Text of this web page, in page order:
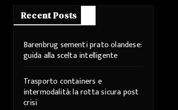
Recent Posts
Barenbrug sementi prato olandese:
guida alla scelta intelligente
Trasporto containers e
intermodalità: la rotta sicura post
crisi